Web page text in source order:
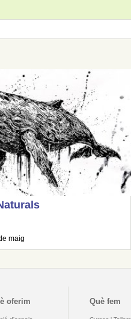
maig
oferim Què fem